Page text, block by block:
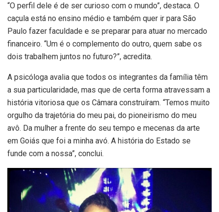
“O perfil dele é de ser curioso com o mundo”, destaca. O
caçula está no ensino médio e também quer ir para São
Paulo fazer faculdade e se preparar para atuar no mercado
financeiro. “Um é o complemento do outro, quem sabe os
dois trabalhem juntos no futuro?”, acredita.
A psicóloga avalia que todos os integrantes da família têm
a sua particularidade, mas que de certa forma atravessam a
história vitoriosa que os Câmara construíram. “Temos muito
orgulho da trajetória do meu pai, do pioneirismo do meu
avô. Da mulher a frente do seu tempo e mecenas da arte
em Goiás que foi a minha avó. A história do Estado se
funde com a nossa”, conclui.